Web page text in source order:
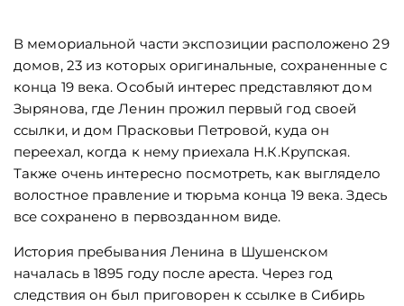
В мемориальной части экспозиции расположено 29
домов, 23 из которых оригинальные, сохраненные с
конца 19 века. Особый интерес представляют дом
Зырянова, где Ленин прожил первый год своей
ссылки, и дом Прасковьи Петровой, куда он
переехал, когда к нему приехала Н.К.Крупская.
Также очень интересно посмотреть, как выглядело
волостное правление и тюрьма конца 19 века. Здесь
все сохранено в первозданном виде.
История пребывания Ленина в Шушенском
началась в 1895 году после ареста. Через год
следствия он был приговорен к ссылке в Сибирь